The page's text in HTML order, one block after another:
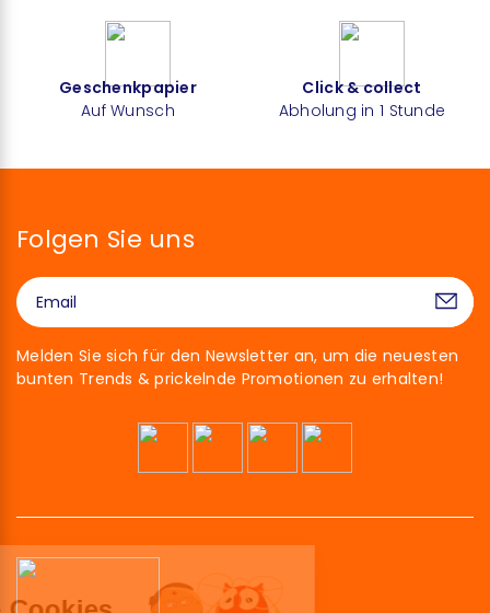
Geschenkpapier
Auf Wunsch
Click & collect
Abholung in 1 Stunde
Folgen Sie uns
Melden Sie sich für den Newsletter an, um die neuesten
bunten Trends & prickelnde Promotionen zu erhalten!
Hallo!